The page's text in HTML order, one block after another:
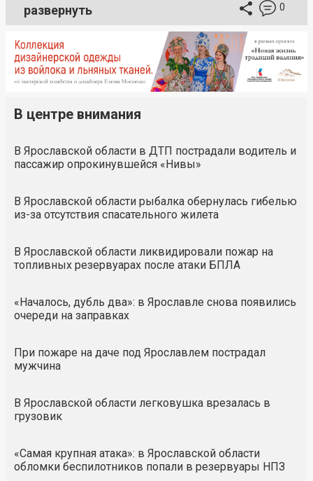
развернуть 0
В центре внимания
В Ярославской области в ДТП пострадали водитель и
пассажир опрокинувшейся «Нивы»
В Ярославской области рыбалка обернулась гибелью
из-за отсутствия спасательного жилета
В Ярославской области ликвидировали пожар на
топливных резервуарах после атаки БПЛА
«Началось, дубль два»: в Ярославле снова появились
очереди на заправках
При пожаре на даче под Ярославлем пострадал
мужчина
В Ярославской области легковушка врезалась в
грузовик
«Самая крупная атака»: в Ярославской области
обломки беспилотников попали в резервуары НПЗ